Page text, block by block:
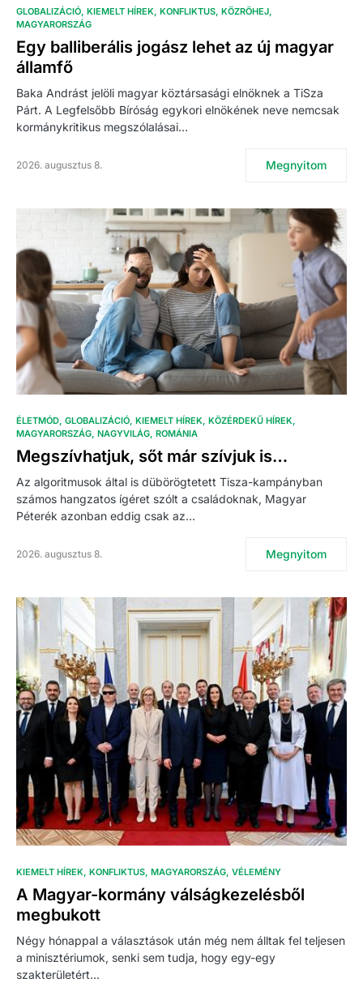
GLOBALIZÁCIÓ KIEMELT HÍREK KONFLIKTUS KÖZRÖHEJ
MAGYARORSZÁG
Egy balliberális jogász lehet az új magyar
államfő
Baka Andrást jelöli magyar köztársasági elnöknek a TiSza
Párt. A Legfelsőbb Bíróság egykori elnökének neve nemcsak
kormánykritikus megszólalásai…
2026. augusztus 8. Megnyitom
ÉLETMÓD GLOBALIZÁCIÓ KIEMELT HÍREK KÖZÉRDEKŰ HÍREK
MAGYARORSZÁG NAGYVILÁG ROMÁNIA
Megszívhatjuk, sőt már szívjuk is…
Az algoritmusok által is dübörögtetett Tisza-kampányban
számos hangzatos ígéret szólt a családoknak, Magyar
Péterék azonban eddig csak az…
2026. augusztus 8. Megnyitom
KIEMELT HÍREK KONFLIKTUS MAGYARORSZÁG VÉLEMÉNY
A Magyar-kormány válságkezelésből
megbukott
Négy hónappal a választások után még nem álltak fel teljesen
a minisztériumok, senki sem tudja, hogy egy-egy
szakterületért…